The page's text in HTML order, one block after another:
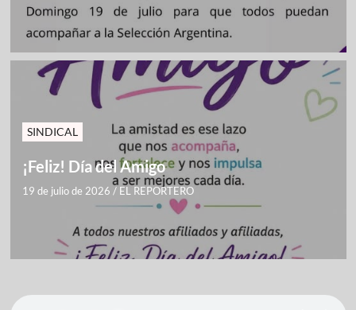
SINDICAL
¡Feliz! Día del Amigo
19 de julio de 2026 / EL REPORTERO